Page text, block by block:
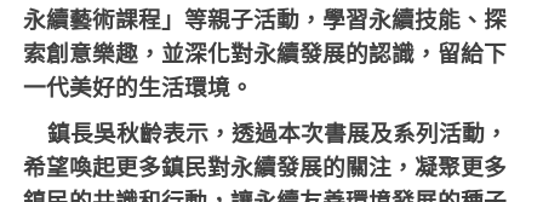
永續藝術課程」等親子活動，學習永續技能、探
索創意樂趣，並深化對永續發展的認識，留給下
一代美好的生活環境。
鎮長吳秋齡表示，透過本次書展及系列活動，
希望喚起更多鎮民對永續發展的關注，凝聚更多